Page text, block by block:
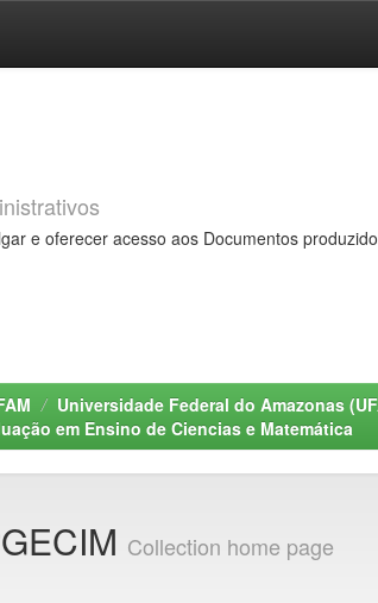
e oferecer acesso aos Documentos
Universidade Federal do Amazonas
em Ensino de Ciencias e Matemática
Collection home page